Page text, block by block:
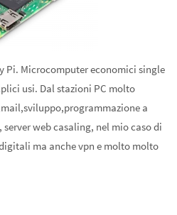
Pi. Microcomputer economici single
usi. Dal stazioni PC molto
a
web casaling, nel mio caso di
ma anche vpn e molto molto